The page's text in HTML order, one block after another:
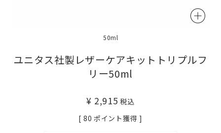
50ml
ユニタス社製レザーケアキットトリプルフ
リー50ml
¥ 2,915 税込
[ 80 ポイント獲得 ]